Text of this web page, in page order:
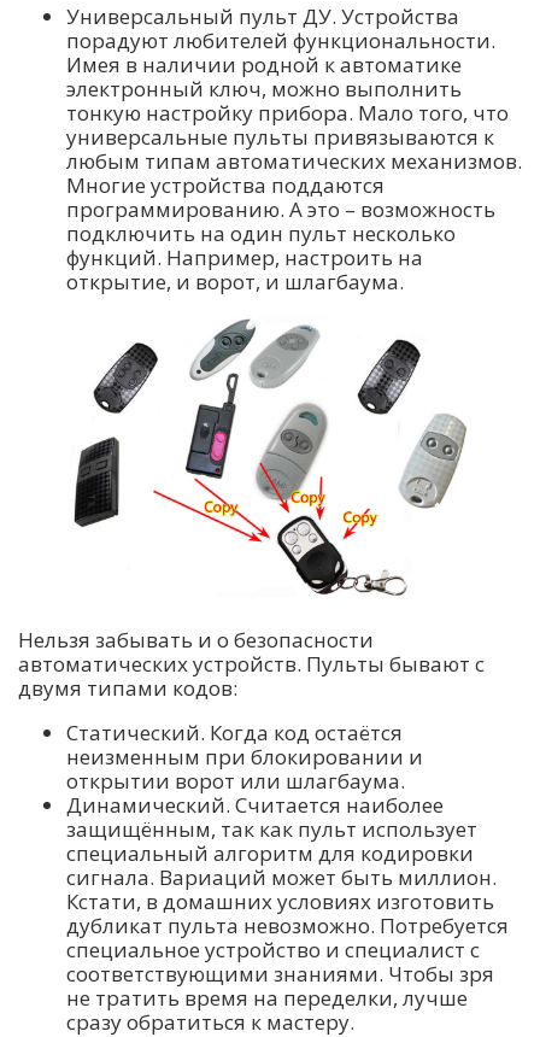
Универсальный пульт ДУ. Устройства
порадуют любителей функциональности.
Имея в наличии родной к автоматике
электронный ключ, можно выполнить
тонкую настройку прибора. Мало того, что
универсальные пульты привязываются к
любым типам автоматических механизмов.
Многие устройства поддаются
программированию. А это – возможность
подключить на один пульт несколько
функций. Например, настроить на
открытие, и ворот, и шлагбаума.
Нельзя забывать и о безопасности
автоматических устройств. Пульты бывают с
двумя типами кодов:
Статический. Когда код остаётся
неизменным при блокировании и
открытии ворот или шлагбаума.
Динамический. Считается наиболее
защищённым, так как пульт использует
специальный алгоритм для кодировки
сигнала. Вариаций может быть миллион.
Кстати, в домашних условиях изготовить
дубликат пульта невозможно. Потребуется
специальное устройство и специалист с
соответствующими знаниями. Чтобы зря
не тратить время на переделки, лучше
сразу обратиться к мастеру.